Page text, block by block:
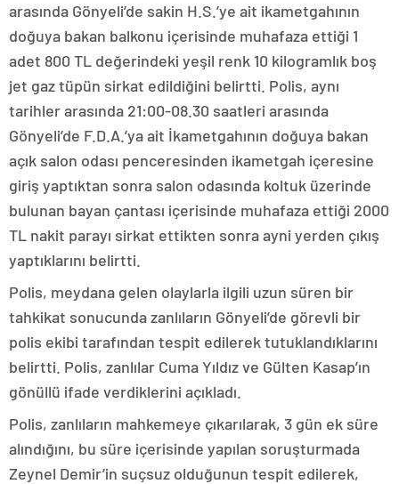
arasında Gönyeli’de sakin H.S.’ye ait ikametgahının
doğuya bakan balkonu içerisinde muhafaza ettiği 1
adet 800 TL değerindeki yeşil renk 10 kilogramlık boş
jet gaz tüpün sirkat edildiğini belirtti. Polis, aynı
tarihler arasında 21:00-08.30 saatleri arasında
Gönyeli’de F.D.A.’ya ait İkametgahının doğuya bakan
açık salon odası penceresinden ikametgah içeresine
giriş yaptıktan sonra salon odasında koltuk üzerinde
bulunan bayan çantası içerisinde muhafaza ettiği 2000
TL nakit parayı sirkat ettikten sonra ayni yerden çıkış
yaptıklarını belirtti.
Polis, meydana gelen olaylarla ilgili uzun süren bir
tahkikat sonucunda zanlıların Gönyeli’de görevli bir
polis ekibi tarafından tespit edilerek tutuklandıklarını
belirtti. Polis, zanlılar Cuma Yıldız ve Gülten Kasap’ın
gönüllü ifade verdiklerini açıkladı.
Polis, zanlıların mahkemeye çıkarılarak, 3 gün ek süre
alındığını, bu süre içerisinde yapılan soruşturmada
Zeynel Demir’in suçsuz olduğunun tespit edilerek,